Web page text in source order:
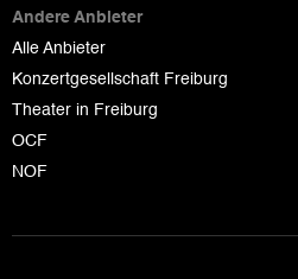
Andere Anbieter
Alle Anbieter
Konzertgesellschaft Freiburg
Theater in Freiburg
OCF
NOF